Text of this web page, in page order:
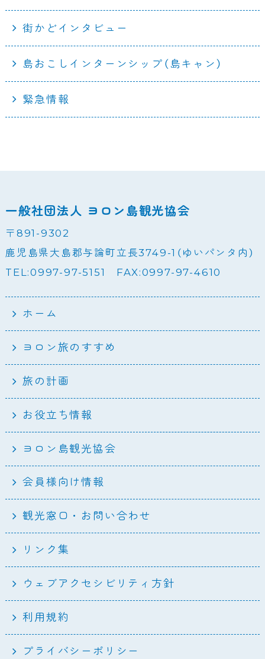
街かどインタビュー
島おこしインターンシップ（島キャン）
緊急情報
一般社団法人 ヨロン島観光協会
〒891-9302
鹿児島県大島郡与論町立長3749-1（ゆいパンタ内）
TEL:0997-97-5151 FAX:0997-97-4610
ホーム
ヨロン旅のすすめ
旅の計画
お役立ち情報
ヨロン島観光協会
会員様向け情報
観光窓口・お問い合わせ
リンク集
ウェブアクセシビリティ方針
利用規約
プライバシーポリシー